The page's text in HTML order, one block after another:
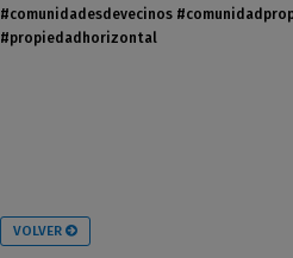
#comunidadesdevecinos
#propiedadhorizontal
VOLVER